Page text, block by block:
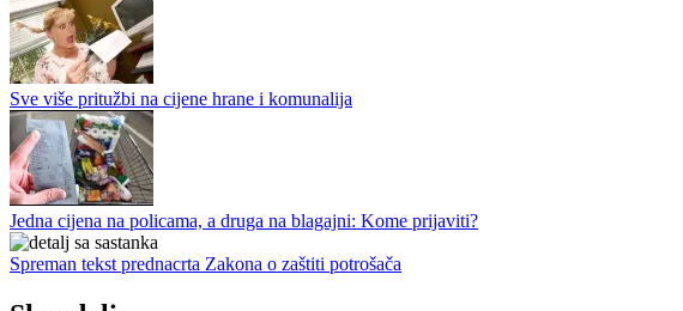
Sve više pritužbi na cijene hrane i komunalija
Jedna cijena na policama, a druga na blagajni: Kome prijaviti?
Spreman tekst prednacrta Zakona o zaštiti potrošača